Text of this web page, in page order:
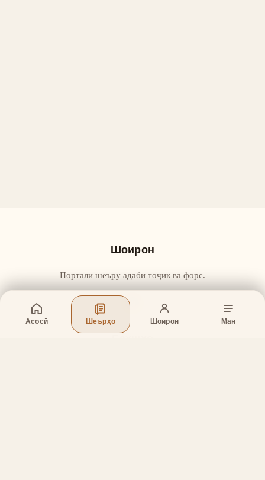
Асосӣ Шеърҳо Шоирон Ман
Шоирон
Портали шеъру адаби тоҷик ва форс.